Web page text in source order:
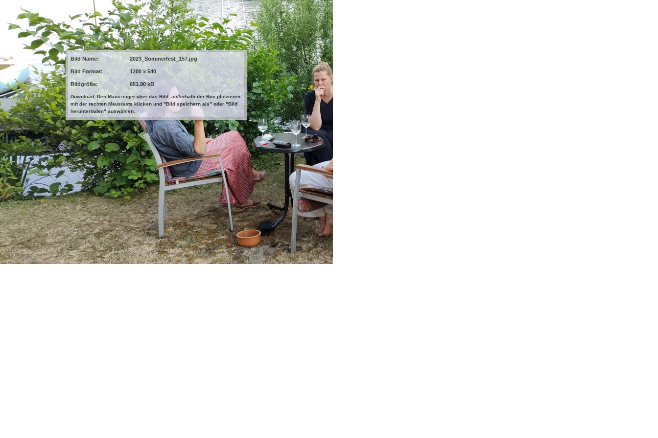
Bild Name: 2023_Sommerfest_157.jpg
Bild Format: 1200 x 540
Bildgröße: 651.90 kB
Download: Den Mauszeiger über das Bild, außerhalb der Box platzieren,
mit der rechten Maustaste klicken und "Bild speichern als" oder "Bild
herunterladen" auswählen.